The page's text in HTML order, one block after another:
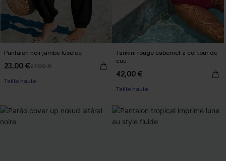
Pantalon noir jambe fuselée
23,00 €27,00 €
Taille haute
Tankini rouge cabernet à col tour de
cou
42,00 €
Taille haute